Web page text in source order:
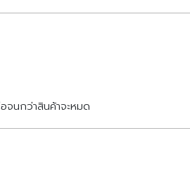
จนกว่าสินค้าจะหมด